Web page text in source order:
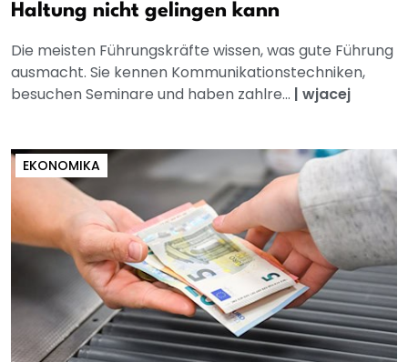
Haltung nicht gelingen kann
Die meisten Führungskräfte wissen, was gute Führung
ausmacht. Sie kennen Kommunikationstechniken,
besuchen Seminare und haben zahlre... | wjacej
EKONOMIKA